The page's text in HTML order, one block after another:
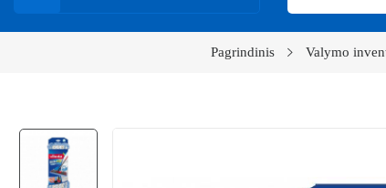
Pagrindinis Valymo